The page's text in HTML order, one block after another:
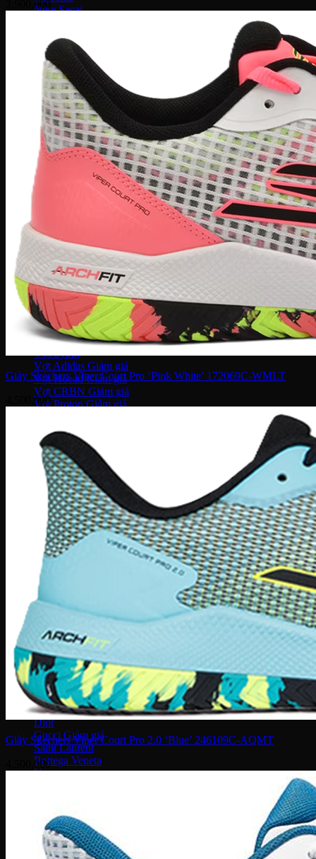
Nike Sacai
Lacoste
Louis Vuitton
Burberry
MCM
Saint Laurent
Givenchy
Prada
Coach
Christian Louboutin
Jimmy Choo
Mihara Yasuhiro
Nike Stussy
Fred Perry
New Balance
Onitsuka Tiger
Phụ Kiện
PickleBall
Nước Hoa
Kinh mắt
Túi chính hãng
Dép
Thắt lưng
Vợt Joola
Vợt Sypik
Vợt Adidas
Vợt Hoead
Vợt CRBN
Vợt Proton
Vợt Selkirk
Prada
Bvlgari
JO Malone
DKNY
Louis Vuitton
Salvatore ferragamo
Kilian
Chanel
Dior
Lancome
Narciso
Tom Ford
Armani
Gucci
Miller Harris
Serge Lutens
Maison Francis
Maison Margiela
Gentle Monster
Prada
Louis Vuitton
Dior
Gucci
Saint Laurent
Bottega Veneta
Versace
Champion
Coach
Fendi
3,900,000
Giày Skechers Viper Court Pro ‘Pink White’ 172069C-WMLT
4,500,000
Giày Skechers Viper Court Pro 2.0 ‘Blue’ 246109C-AQMT
4,500,000